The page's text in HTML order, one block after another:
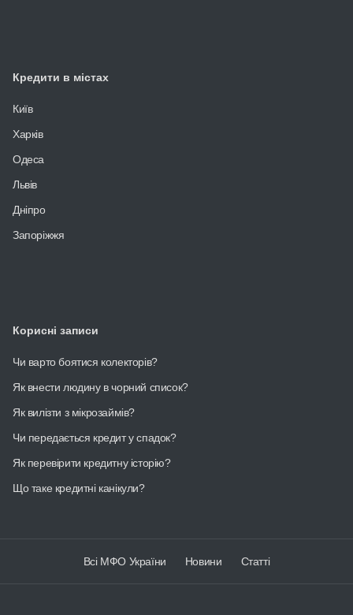
Кредити в містах
Київ
Харків
Одеса
Львів
Дніпро
Запоріжжя
Корисні записи
Чи варто боятися колекторів?
Як внести людину в чорний список?
Як вилізти з мікрозаймів?
Чи передається кредит у спадок?
Як перевірити кредитну історію?
Що таке кредитні канікули?
Всі МФО України Новини Статті